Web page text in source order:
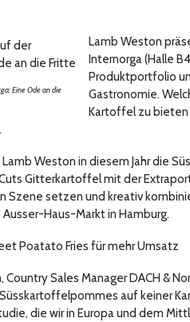
Eine Ode an die
Lamb Weston
Internorga (Halle
Produktportfolio
Gastronomie.
Kartoffel zu bieten
Weston in diesem Jahr die
Gitterkartoffel mit der
Szene setzen und kreativ
Haus-Markt in Hamburg.
Poatato Fries für mehr Umsatz
Country Sales Manager DACH &
auf keiner
die wir in Europa und dem